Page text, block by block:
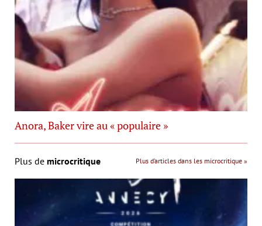
Anora, Baker vire au « populaire »
Plus de microcritique Plus d’articles dans les microcritique »